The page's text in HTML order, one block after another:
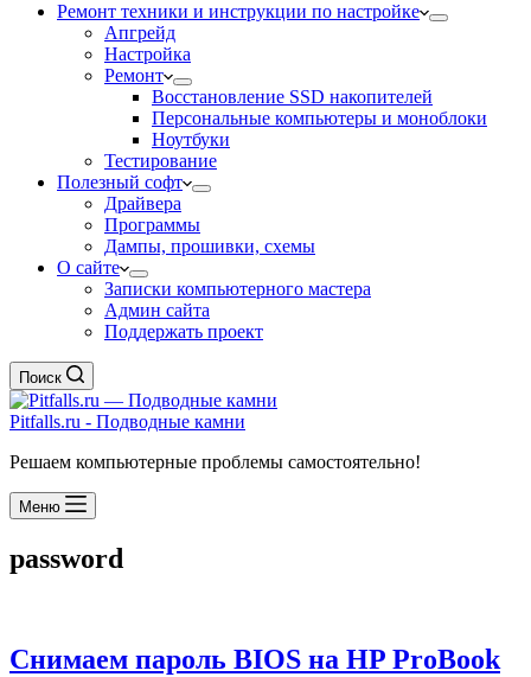
Ремонт техники и инструкции по настройке
Апгрейд
Настройка
Ремонт
Восстановление SSD накопителей
Персональные компьютеры и моноблоки
Ноутбуки
Тестирование
Полезный софт
Драйвера
Программы
Дампы, прошивки, схемы
О сайте
Записки компьютерного мастера
Админ сайта
Поддержать проект
Поиск
Pitfalls.ru - Подводные камни
Решаем компьютерные проблемы самостоятельно!
Меню
password
Снимаем пароль BIOS на HP ProBook